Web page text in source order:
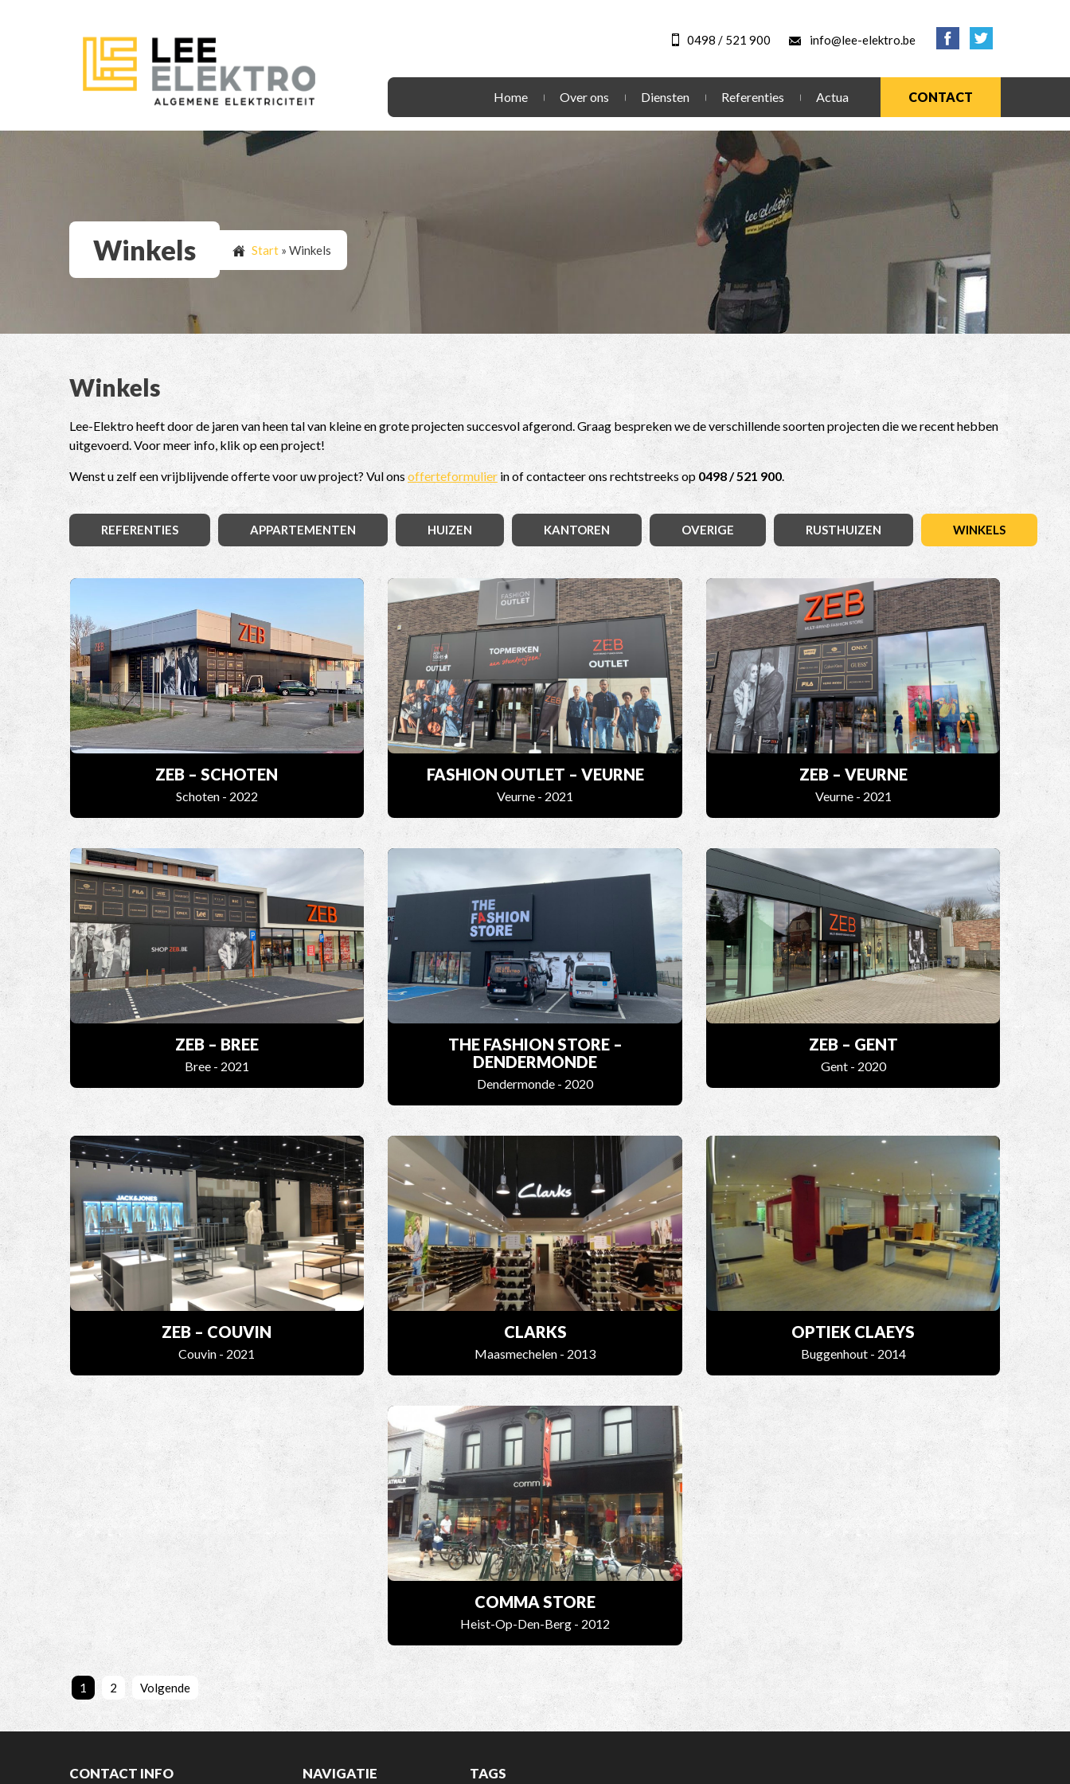
0498 / 521 900 info@lee-elektro.be
Home Over ons Diensten Referenties Actua CONTACT
Winkels Start » Winkels
Winkels
Lee-Elektro heeft door de jaren van heen tal van kleine en grote projecten succesvol afgerond. Graag bespreken we de verschillende soorten projecten die we recent hebben
uitgevoerd. Voor meer info, klik op een project!
Wenst u zelf een vrijblijvende offerte voor uw project? Vul ons offerteformulier in of contacteer ons rechtstreeks op 0498 / 521 900.
REFERENTIES APPARTEMENTEN HUIZEN KANTOREN OVERIGE RUSTHUIZEN WINKELS
ZEB – SCHOTEN
Schoten - 2022
FASHION OUTLET – VEURNE
Veurne - 2021
ZEB – VEURNE
Veurne - 2021
ZEB – BREE
Bree - 2021
THE FASHION STORE –
DENDERMONDE
Dendermonde - 2020
ZEB – GENT
Gent - 2020
ZEB – COUVIN
Couvin - 2021
CLARKS
Maasmechelen - 2013
OPTIEK CLAEYS
Buggenhout - 2014
COMMA STORE
Heist-Op-Den-Berg - 2012
1 2 Volgende
CONTACT INFO NAVIGATIE TAGS